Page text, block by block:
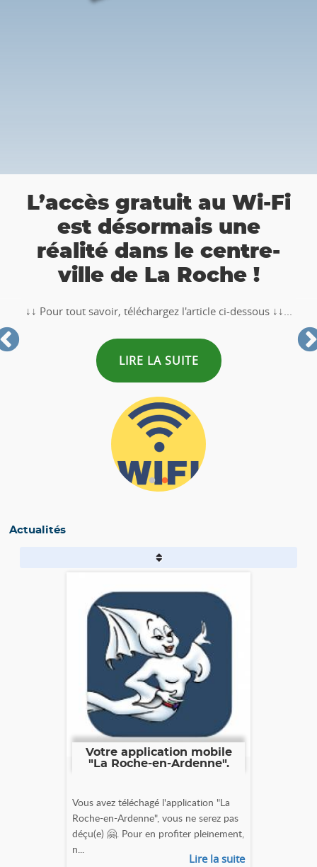
L’accès gratuit au Wi-Fi
est désormais une
réalité dans le centre-
ville de La Roche !
↓↓ Pour tout savoir, téléchargez l'article ci-dessous ↓↓...
LIRE LA SUITE
Actualités
Votre application mobile
"La Roche-en-Ardenne".
Vous avez téléchagé l'application "La
Roche-en-Ardenne", vous ne serez pas
déçu(e) 🤗. Pour en profiter pleinement,
n...
Lire la suite